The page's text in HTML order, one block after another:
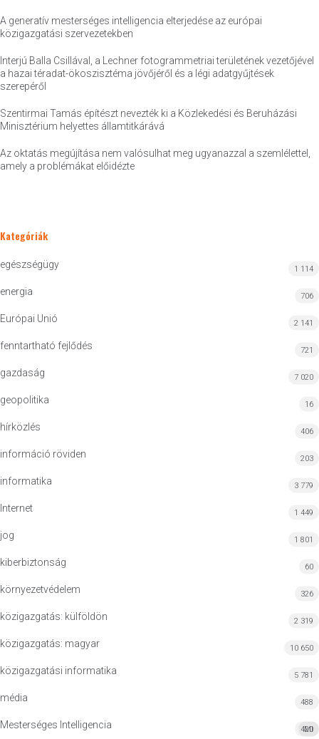
A generatív mesterséges intelligencia elterjedése az európai
közigazgatási szervezetekben
Interjú Balla Csillával, a Lechner fotogrammetriai területének vezetőjével
a hazai téradat-ökoszisztéma jövőjéről és a légi adatgyűjtések
szerepéről
Szentirmai Tamás építészt nevezték ki a Közlekedési és Beruházási
Minisztérium helyettes államtitkárává
Az oktatás megújítása nem valósulhat meg ugyanazzal a szemlélettel,
amely a problémákat előidézte
Kategóriák
egészségügy 1 114
energia 706
Európai Unió 2 141
fenntartható fejlődés 721
gazdaság 7 020
geopolitika 16
hírközlés 406
információ röviden 203
informatika 3 779
Internet 1 449
jog 1 801
kiberbiztonság 60
környezetvédelem 326
közigazgatás: külföldön 2 319
közigazgatás: magyar 10 650
közigazgatási informatika 5 781
média 488
Mesterséges Intelligencia MI
420